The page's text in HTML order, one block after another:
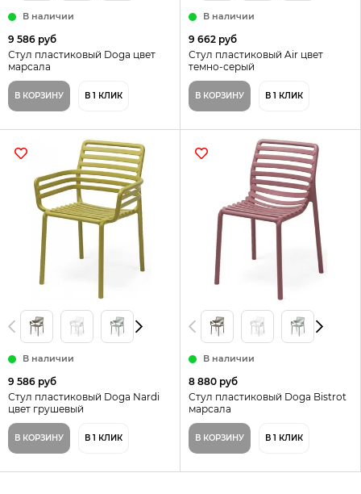
В наличии
9 586 руб
Стул пластиковый Doga цвет
марсала
В КОРЗИНУ В 1 КЛИК
В наличии
9 662 руб
Стул пластиковый Air цвет
темно-серый
В КОРЗИНУ В 1 КЛИК
В наличии
9 586 руб
Стул пластиковый Doga Nardi
цвет грушевый
В КОРЗИНУ В 1 КЛИК
В наличии
8 880 руб
Стул пластиковый Doga Bistrot
марсала
В КОРЗИНУ В 1 КЛИК